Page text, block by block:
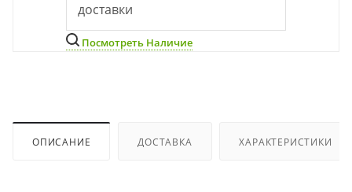
доставки
Посмотреть Наличие
ОПИСАНИЕ ДОСТАВКА ХАРАКТЕРИСТИКИ